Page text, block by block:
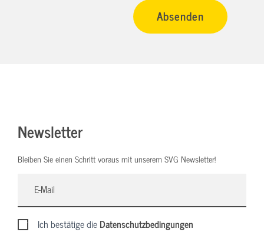
Newsletter
Bleiben Sie einen Schritt voraus mit unserem SVG Newsletter!
Ich bestätige dieDatenschutzbedingungen